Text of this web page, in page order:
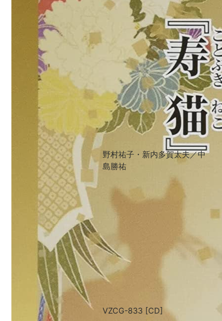
野村祐子・新内多賀太夫／中
島勝祐
VZCG-833 [CD]